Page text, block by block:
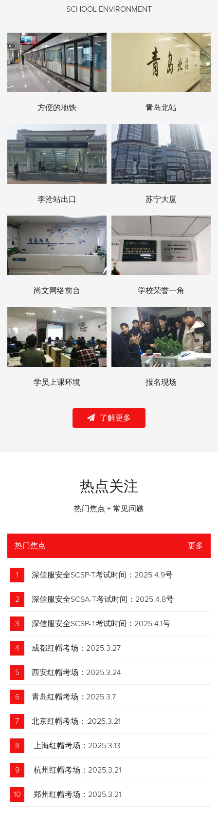
SCHOOL ENVIRONMENT
方便的地铁 青岛北站
李沧站出口 苏宁大厦
尚文网络前台 学校荣誉一角
学员上课环境 报名现场
了解更多
热点关注
热门焦点 + 常见问题
热门焦点 更多
1 深信服安全SCSP-T考试时间：2025.4.9号
2 深信服安全SCSA-T考试时间：2025.4.8号
3 深信服安全SCSP-T考试时间：2025.4.1号
4 成都红帽考场：2025.3.27
5 西安红帽考场：2025.3.24
6 青岛红帽考场：2025.3.7
7 北京红帽考场：:2025.3.21
8 上海红帽考场：2025.3.13
9 杭州红帽考场：2025.3.21
10 郑州红帽考场：2025.3.21